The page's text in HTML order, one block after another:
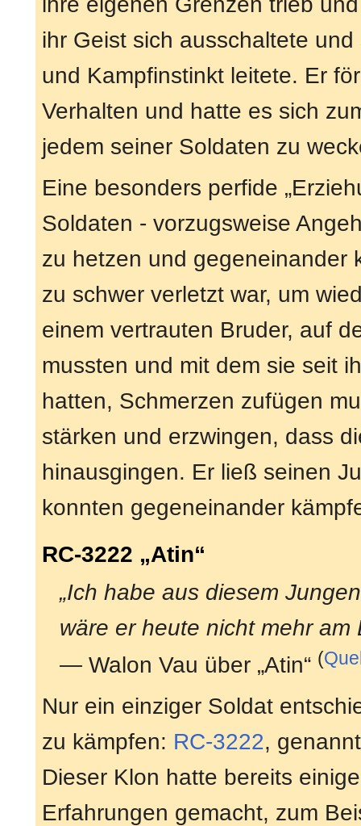
ihr Geist sich ausschaltete
und Kampfinstinkt leitete. Er
Verhalten und hatte es sich
jedem seiner Soldaten zu
Eine besonders perfide
Soldaten - vorzugsweise
zu hetzen und gegeneinander
zu schwer verletzt war, um
einem vertrauten Bruder, auf
mussten und mit dem sie seit
hatten, Schmerzen zufügen
stärken und erzwingen, dass
hinausgingen. Er ließ seinen
konnten gegeneinander
RC-3222 „Atin“
„Ich habe aus diesem
wäre er heute nicht mehr am
— Walon Vau über „Atin“ (
Nur ein einziger Soldat
zu kämpfen: RC-3222,
Dieser Klon hatte bereits
Erfahrungen gemacht, zum